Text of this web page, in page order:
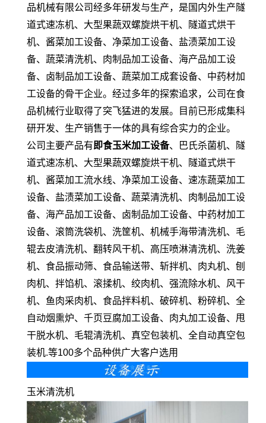
品机械有限公司经多年研发与生产，是国内外生产隧
道式速冻机、大型果蔬双螺旋烘干机、隧道式烘干
机、酱菜加工设备、净菜加工设备、盐渍菜加工设
备、蔬菜清洗机、肉制品加工设备、海产品加工设
备、卤制品加工设备、蔬菜加工成套设备、中药材加
工设备的骨干企业。经过多年的探索追求，公司在食
品机械行业取得了突飞猛进的发展。目前已形成集科
研开发、生产销售于一体的具有综合实力的企业。
公司主要产品有 即食玉米加工设备、巴氏杀菌机、隧
道式速冻机、大型果蔬双螺旋烘干机、隧道式烘干
机、酱菜加工流水线、净菜加工设备、速冻蔬菜加工
设备、盐渍菜加工设备、蔬菜清洗机、肉制品加工设
备、海产品加工设备、卤制品加工设备、中药材加工
设备、滚筒洗袋机、洗筐机、机械手海带清洗机、毛
辊去皮清洗机、翻转风干机、高压喷淋清洗机、洗姜
机、食品振动筛、食品输送带、斩拌机、肉丸机、刨
肉机、拌馅机、滚揉机、绞肉机、强流除水机、风干
机、鱼肉采肉机、食品拌料机、破碎机、粉碎机、全
自动烟熏炉、千页豆腐加工设备、肉丸加工设备、甩
干脱水机、毛辊清洗机、真空包装机、全自动真空包
装机.等100多个品种供广大客户选用
玉米清洗机